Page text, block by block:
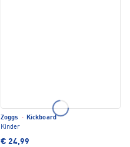
Zoggs · Kickboard
Kinder
€ 24,99